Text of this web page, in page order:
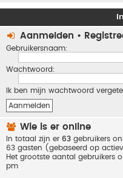
Aanmelden •
Gebruikersnaam:
Wachtwoord:
Ik ben mijn wachtwoord
Wie is er online
In totaal zijn er 63 gebruikers
63 gasten (gebaseerd op
Het grootste aantal gebruikers
pm